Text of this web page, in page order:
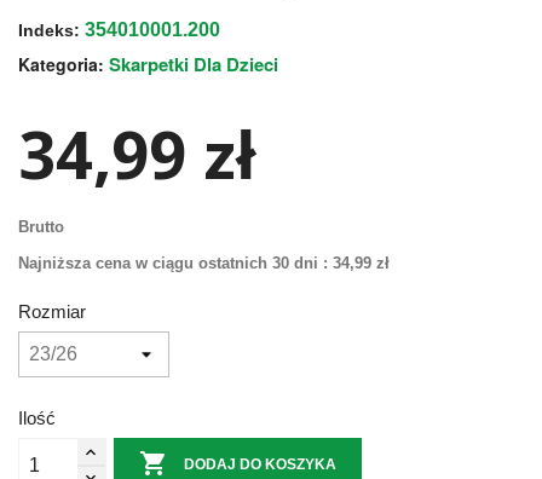
Indeks: 354010001.200
Kategoria: Skarpetki Dla Dzieci
34,99 zł
Brutto
Najniższa cena w ciągu ostatnich 30 dni : 34,99 zł
Rozmiar
Ilość
 DODAJ DO KOSZYKA